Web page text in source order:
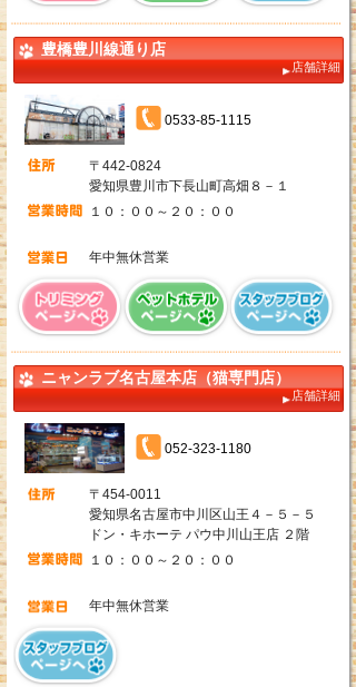
豊橋豊川線通り店
店舗詳細
0533-85-1115
〒442-0824
愛知県豊川市下長山町高畑８－１
１０：００～２０：００
年中無休営業
ニャンラブ名古屋本店（猫専門店）
店舗詳細
052-323-1180
〒454-0011
愛知県名古屋市中川区山王４－５－５
ドン・キホーテ パウ中川山王店 ２階
１０：００～２０：００
年中無休営業